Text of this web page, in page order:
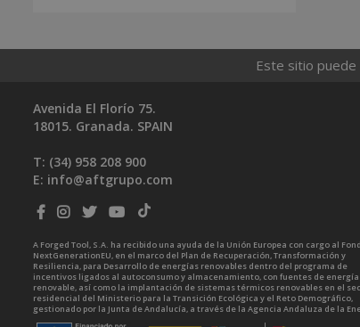
Este sitio
Avenida El Florío 75.
18015. Granada. SPAIN
T: (34) 958 208 900
E: info@aftgrupo.com
A Forged Tool, S.A. ha recibido una ayuda de la Unión Europea con cargo al
NextGenerationEU, en el marco del Plan de Recuperación, Transformación y
Resiliencia, para Desarrollo de energías renovables dentro del programa de
incentivos ligados al autoconsumo y almacenamiento, con fuentes de energía
renovable, así como la implantación de sistemas térmicos renovables en el
residencial del Ministerio para la Transición Ecológica y el Reto Demográfico,
gestionado por la Junta de Andalucía, a través de la Agencia Andaluza de la